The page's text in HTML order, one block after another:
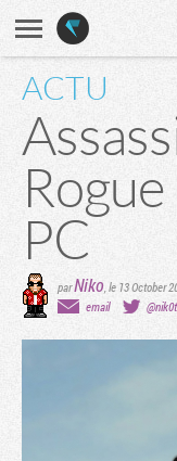
ACTU
PC
parNiko,le 13 October
email